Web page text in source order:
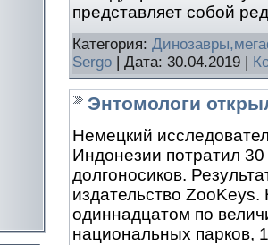
представляет собой
Категория:
Sergo | Дата: 30.04.2019
Энтомологи
Немецкий
Индонезии потратил
долгоносиков.
издательство
одиннадцатом по
национальных парков,